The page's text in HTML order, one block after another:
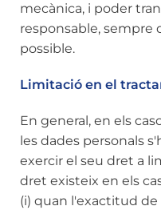
mecànica, i poder
responsable,
possible.
Limitació en el
En general, en els
les dades personals
exercir el seu dret a
dret existeix en els
(i) quan l'exactitud